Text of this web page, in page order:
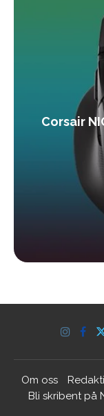
Corsair
Om oss
Bli skribent på